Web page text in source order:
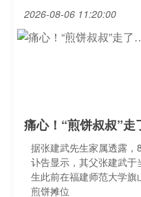
2026-08-06 11:20:00
痛心！“煎饼叔叔”
据张建武先生家属透露
讣告显示，其父张建武
生此前在福建师范大学
煎饼摊位